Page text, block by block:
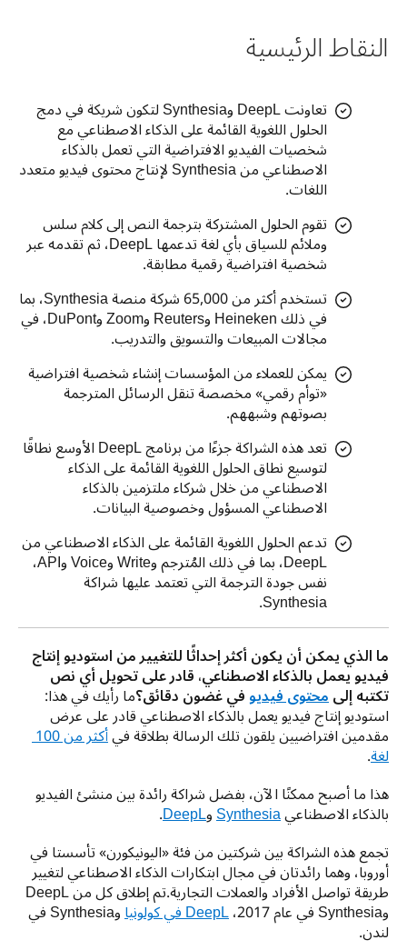
النقاط الرئيسية
تعاونت DeepL وSynthesia لتكون شريكة في دمج
الحلول اللغوية القائمة على الذكاء الاصطناعي مع
شخصيات الفيديو الافتراضية التي تعمل بالذكاء
الاصطناعي من Synthesia لإنتاج محتوى فيديو متعدد
اللغات.
تقوم الحلول المشتركة بترجمة النص إلى كلام سلس
وملائم للسياق بأي لغة تدعمها DeepL، ثم تقدمه عبر
شخصية افتراضية رقمية مطابقة.
تستخدم أكثر من 65,000 شركة منصة Synthesia، بما
في ذلك Heineken وReuters وZoom وDuPont، في
مجالات المبيعات والتسويق والتدريب.
يمكن للعملاء من المؤسسات إنشاء شخصية افتراضية
«توأم رقمي» مخصصة تنقل الرسائل المترجمة
بصوتهم وشبههم.
تعد هذه الشراكة جزءًا من برنامج DeepL الأوسع نطاقًا
لتوسيع نطاق الحلول اللغوية القائمة على الذكاء
الاصطناعي من خلال شركاء ملتزمين بالذكاء
الاصطناعي المسؤول وخصوصية البيانات.
تدعم الحلول اللغوية القائمة على الذكاء الاصطناعي من
DeepL، بما في ذلك المُترجم وWrite وVoice وAPI،
نفس جودة الترجمة التي تعتمد عليها شراكة
Synthesia.
تكتبه إلى محتوى فيديو في غضون دقائق؟
مقدمين افتراضيين يلقون تلك الرسالة بطلاقة في أكثر من 100
لغة.
بالذكاء الاصطناعي Synthesia وDeepL
.
وSynthesia في عام 2017، DeepL في كولونيا
لندن.